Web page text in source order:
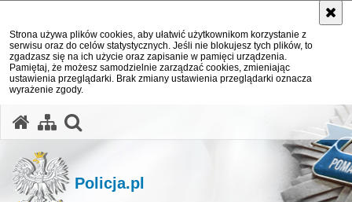
Strona używa plików cookies, aby ułatwić użytkownikom korzystanie z
serwisu oraz do celów statystycznych. Jeśli nie blokujesz tych plików, to
zgadzasz się na ich użycie oraz zapisanie w pamięci urządzenia.
Pamiętaj, że możesz samodzielnie zarządzać cookies, zmieniając
ustawienia przeglądarki. Brak zmiany ustawienia przeglądarki oznacza
wyrażenie zgody.
Policja.pl